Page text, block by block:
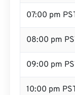
07:00 pm
08:00 pm
09:00 pm
10:00 pm